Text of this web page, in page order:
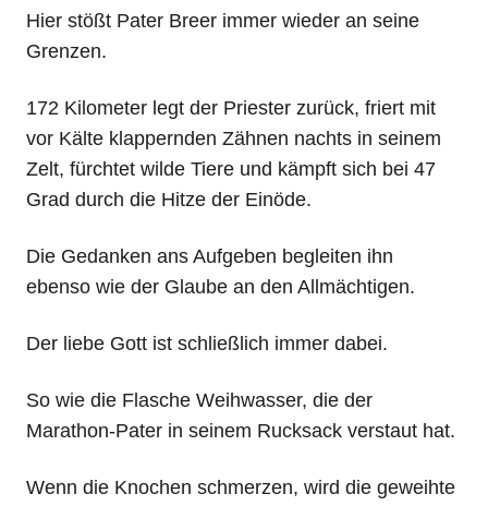
Hier stößt Pater Breer immer wieder an seine
Grenzen.
172 Kilometer legt der Priester zurück, friert mit
vor Kälte klappernden Zähnen nachts in seinem
Zelt, fürchtet wilde Tiere und kämpft sich bei 47
Grad durch die Hitze der Einöde.
Die Gedanken ans Aufgeben begleiten ihn
ebenso wie der Glaube an den Allmächtigen.
Der liebe Gott ist schließlich immer dabei.
So wie die Flasche Weihwasser, die der
Marathon-Pater in seinem Rucksack verstaut hat.
Wenn die Knochen schmerzen, wird die geweihte